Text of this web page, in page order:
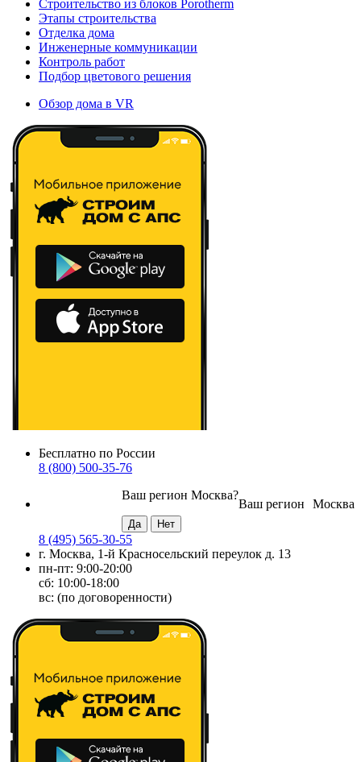
Строительство из блоков Porotherm
Этапы строительства
Отделка дома
Инженерные коммуникации
Контроль работ
Подбор цветового решения
Обзор дома в VR
Бесплатно по России
8 (800) 500-35-76
Москва
Ваш регион
Ваш регион Москва?
8 (495) 565-30-55
г. Москва, 1-й Красносельский переулок д. 13
пн-пт: 9:00-20:00
сб: 10:00-18:00
вс: (по договоренности)